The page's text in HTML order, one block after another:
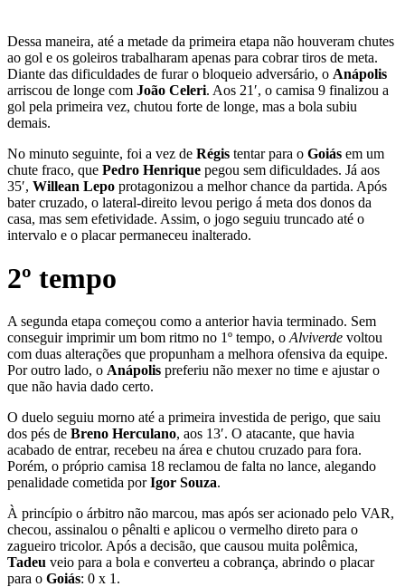
Dessa maneira, até a metade da primeira etapa não houveram chutes
ao gol e os goleiros trabalharam apenas para cobrar tiros de meta.
Diante das dificuldades de furar o bloqueio adversário, o Anápolis
arriscou de longe com João Celeri. Aos 21′, o camisa 9 finalizou a
gol pela primeira vez, chutou forte de longe, mas a bola subiu
demais.
No minuto seguinte, foi a vez de Régis tentar para o Goiás em um
chute fraco, que Pedro Henrique pegou sem dificuldades. Já aos
35′, Willean Lepo protagonizou a melhor chance da partida. Após
bater cruzado, o lateral-direito levou perigo á meta dos donos da
casa, mas sem efetividade. Assim, o jogo seguiu truncado até o
intervalo e o placar permaneceu inalterado.
2º tempo
A segunda etapa começou como a anterior havia terminado. Sem
conseguir imprimir um bom ritmo no 1º tempo, o Alviverde voltou
com duas alterações que propunham a melhora ofensiva da equipe.
Por outro lado, o Anápolis preferiu não mexer no time e ajustar o
que não havia dado certo.
O duelo seguiu morno até a primeira investida de perigo, que saiu
dos pés de Breno Herculano, aos 13′. O atacante, que havia
acabado de entrar, recebeu na área e chutou cruzado para fora.
Porém, o próprio camisa 18 reclamou de falta no lance, alegando
penalidade cometida porIgor Souza.
À princípio o árbitro não marcou, mas após ser acionado pelo VAR,
checou, assinalou o pênalti e aplicou o vermelho direto para o
zagueiro tricolor. Após a decisão, que causou muita polêmica,
Tadeu veio para a bola e converteu a cobrança, abrindo o placar
para o Goiás: 0 x 1.